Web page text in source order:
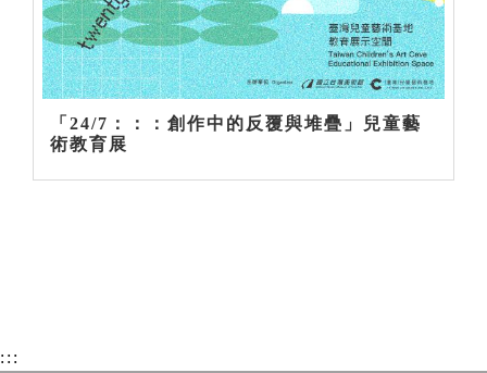
「24/7：：：創作中的反覆與堆疊」兒童藝
術教育展
:::